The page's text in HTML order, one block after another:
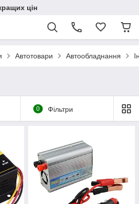
цін
Автотовари Автообладнання
0 Фільтри